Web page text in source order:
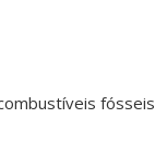
fósseis